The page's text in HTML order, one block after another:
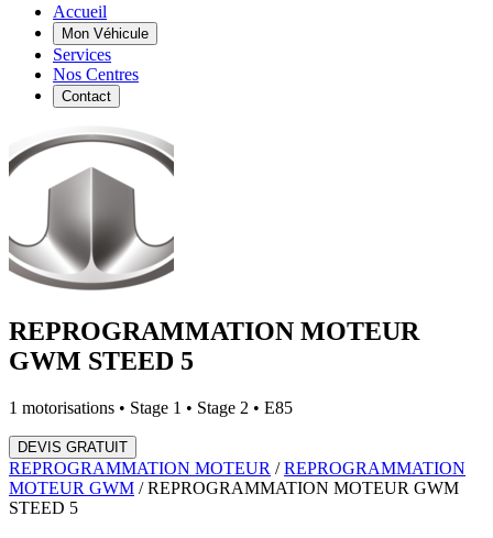
Accueil
Mon Véhicule
Services
Nos Centres
Contact
REPROGRAMMATION MOTEUR
GWM STEED 5
1 motorisations • Stage 1 • Stage 2 • E85
DEVIS GRATUIT
REPROGRAMMATION MOTEUR /REPROGRAMMATION
MOTEUR GWM /REPROGRAMMATION MOTEUR GWM
STEED 5